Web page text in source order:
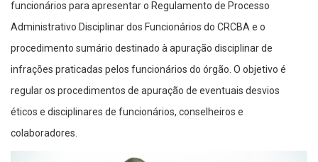
funcionários para apresentar o Regulamento de Processo
Administrativo Disciplinar dos Funcionários do CRCBA e o
procedimento sumário destinado à apuração disciplinar de
infrações praticadas pelos funcionários do órgão. O objetivo é
regular os procedimentos de apuração de eventuais desvios
éticos e disciplinares de funcionários, conselheiros e
colaboradores.